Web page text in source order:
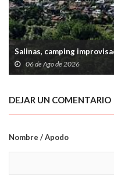
Salinas, camping
06 de Ago de 2026
DEJAR UN COMENTARIO
Nombre / Apodo